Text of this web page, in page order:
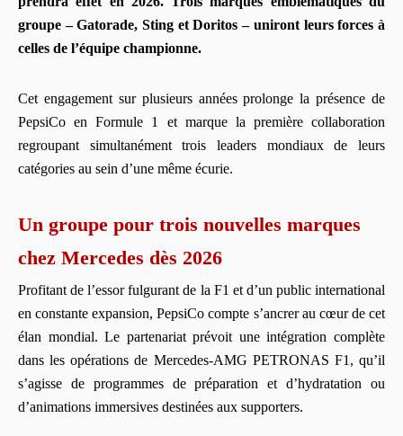
groupe – Gatorade, Sting et Doritos – uniront leurs forces à
celles de l’équipe championne.
Cet engagement sur plusieurs années prolonge la présence de
PepsiCo en Formule 1 et marque la première collaboration
regroupant simultanément trois leaders mondiaux de leurs
catégories au sein d’une même écurie.
Un groupe pour trois nouvelles marques
chez Mercedes dès 2026
Profitant de l’essor fulgurant de la F1 et d’un public international
en constante expansion, PepsiCo compte s’ancrer au cœur de cet
élan mondial. Le partenariat prévoit une intégration complète
dans les opérations de Mercedes-AMG PETRONAS F1, qu’il
s’agisse de programmes de préparation et d’hydratation ou
d’animations immersives destinées aux supporters.